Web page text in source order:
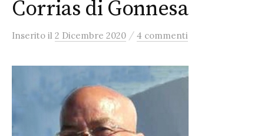
Corrias di Gonnesa
Inserito il 2 Dicembre 2020 / 4 commenti